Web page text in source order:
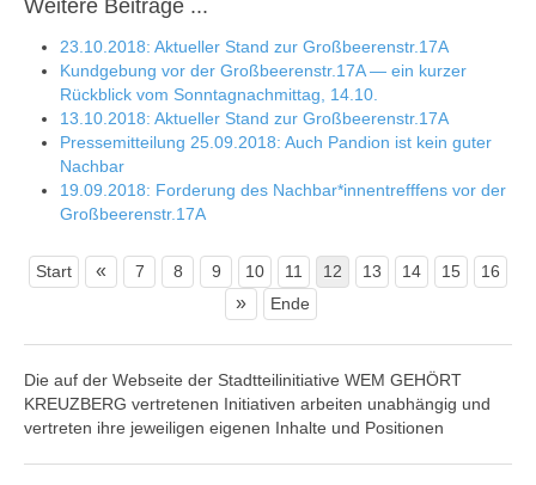
Weitere Beiträge ...
23.10.2018: Aktueller Stand zur Großbeerenstr.17A
Kundgebung vor der Großbeerenstr.17A — ein kurzer
Rückblick vom Sonntagnachmittag, 14.10.
13.10.2018: Aktueller Stand zur Großbeerenstr.17A
Pressemitteilung 25.09.2018: Auch Pandion ist kein guter
Nachbar
19.09.2018: Forderung des Nachbar*innentrefffens vor der
Großbeerenstr.17A
Start « 7 8 9 10 11 12 13 14 15 16
» Ende
Die auf der Webseite der Stadtteilinitiative WEM GEHÖRT
KREUZBERG vertretenen Initiativen arbeiten unabhängig und
vertreten ihre jeweiligen eigenen Inhalte und Positionen